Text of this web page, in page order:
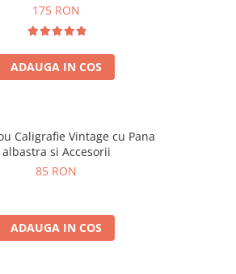
175 RON
ADAUGA IN COS
Caligrafie Vintage cu Pana
albastra si Accesorii
85 RON
ADAUGA IN COS